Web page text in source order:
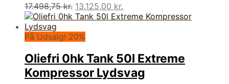
17.498,75kr. Den
oprindelige
var:
13.125,00 kr.
aktuelle
På Udsalg! 20%
Oliefri 0hk Tank 50l Extreme
Kompressor Lydsvag